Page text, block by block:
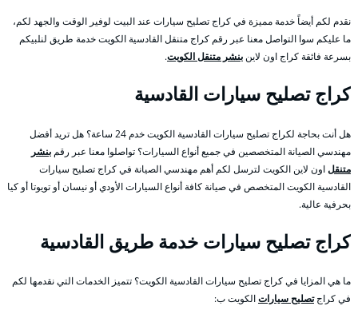
نقدم لكم أيضاً خدمة مميزة في كراج تصليح سيارات عند البيت لوفير الوقت والجهد لكم،
ما عليكم سوا التواصل معنا عبر رقم كراج متنقل القادسية الكويت خدمة طريق لنلبيكم
بسرعة فائقة كراج اون لاينبنشر متنقل الكويت.
كراج تصليح سيارات القادسية
هل أنت بحاجة لكراج تصليح سيارات القادسية الكويت خدم 24 ساعة؟ هل تريد أفضل
مهندسي الصيانة المتخصصين في جميع أنواع السيارات؟ تواصلوا معنا عبر رقم بنشر
متنقلاون لاين الكويت لترسل لكم أهم مهندسي الصيانة في كراج تصليح سيارات
القادسية الكويت المتخصص في صيانة كافة أنواع السيارات الأودي أو نيسان أو تويوتا أو كيا
بحرفية عالية.
كراج تصليح سيارات خدمة طريق القادسية
ما هي المزايا في كراج تصليح سيارات القادسية الكويت؟ تتميز الخدمات التي نقدمها لكم
في كراجتصليح سياراتالكويت ب: